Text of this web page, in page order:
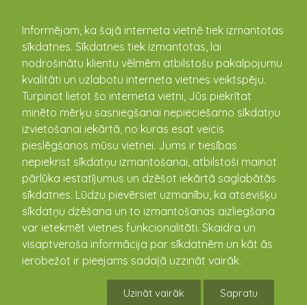
Informējam, ka šajā interneta vietnē tiek izmantotas
sīkdatnes. Sīkdatnes tiek izmantotas, lai
nodrošinātu klientu vēlmēm atbilstošu pakalpojumu
kvalitāti un uzlabotu interneta vietnes veiktspēju.
Turpinot lietot šo interneta vietni, Jūs piekrītat
minēto mērķu sasniegšanai nepieciešamo sīkdatņu
izvietošanai iekārtā, no kuras esat veicis
pieslēgšanos mūsu vietnei. Jums ir tiesības
nepiekrist sīkdatņu izmantošanai, atbilstoši mainot
pārlūka iestatījumus un dzēšot iekārtā saglabātās
sīkdatnes. Lūdzu pievērsiet uzmanību, ka atsevišķu
sīkdatņu dzēšana un to izmantošanas aizliegšana
var ietekmēt vietnes funkcionalitāti. Skaidra un
visaptveroša informācija par sīkdatnēm un kāt ās
ierobežot ir pieejams sadaļā uzzināt vairāk.
Uzināt vairāk Sapratu
kandava.lv
PASĀKUMU
KALENDĀRS
Kandavā šovasar notiks Gaisa balonu
festivāls un grilēšanas teātris